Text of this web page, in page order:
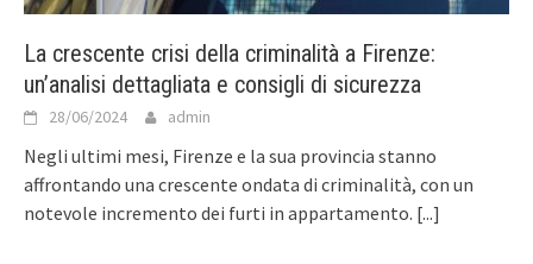
La crescente crisi della criminalità a Firenze:
un’analisi dettagliata e consigli di sicurezza
28/06/2024 admin
Negli ultimi mesi, Firenze e la sua provincia stanno
affrontando una crescente ondata di criminalità, con un
notevole incremento dei furti in appartamento. [...]